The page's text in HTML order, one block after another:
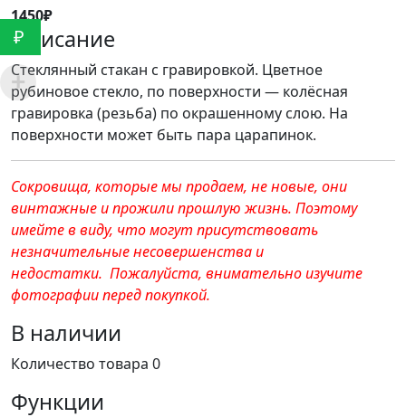
1450₽
Описание
Стеклянный стакан с гравировкой. Цветное
рубиновое стекло, по поверхности — колёсная
гравировка (резьба) по окрашенному слою. На
поверхности может быть пара царапинок.
Сокровища, которые мы продаем, не новые, они
винтажные и прожили прошлую жизнь. Поэтому
имейте в виду, что могут присутствовать
незначительные несовершенства и
недостатки. Пожалуйста, внимательно изучите
фотографии перед покупкой.
В наличии
Количество товара 0
Функции
₽